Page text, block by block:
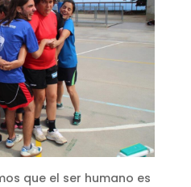
que el ser humano es